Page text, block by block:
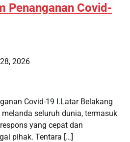
Penanganan Covid-
2026
Covid-19 I.Latar Belakang
seluruh dunia, termasuk
yang cepat dan
pihak. Tentara […]